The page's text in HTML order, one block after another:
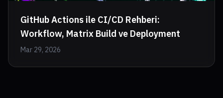
GitHub Actions ile CI/CD Rehberi:
Workflow, Matrix Build ve Deployment
Mar 29, 2026